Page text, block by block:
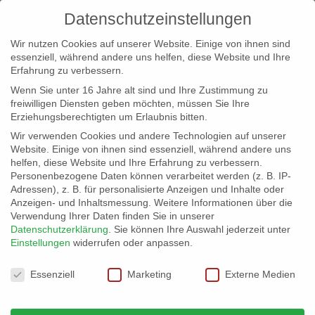
info@erfolgreich-events.de
+4940 46 777 230
Datenschutzeinstellungen
Wir nutzen Cookies auf unserer Website. Einige von ihnen sind
essenziell, während andere uns helfen, diese Website und Ihre
Erfahrung zu verbessern.
Wenn Sie unter 16 Jahre alt sind und Ihre Zustimmung zu
freiwilligen Diensten geben möchten, müssen Sie Ihre
Erziehungsberechtigten um Erlaubnis bitten.
Wir verwenden Cookies und andere Technologien auf unserer
Website. Einige von ihnen sind essenziell, während andere uns
helfen, diese Website und Ihre Erfahrung zu verbessern.
Personenbezogene Daten können verarbeitet werden (z. B. IP-
Adressen), z. B. für personalisierte Anzeigen und Inhalte oder
Anzeigen- und Inhaltsmessung. Weitere Informationen über die
Verwendung Ihrer Daten finden Sie in unserer
Datenschutzerklärung
Sie können Ihre Auswahl jederzeit unter
Einstellungen widerrufen oder anpassen.
Datenschutzeinstellungen
Essenziell Marketing Externe Medien